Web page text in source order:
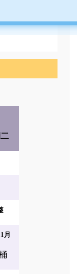
月